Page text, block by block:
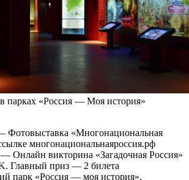
парках «Россия — Моя история»
Фотовыставка «Многонациональная
многонациональнаяроссия.рф
Онлайн викторина «Загадочная Россия»
Главный приз — 2 билета
парк «Россия — моя история».